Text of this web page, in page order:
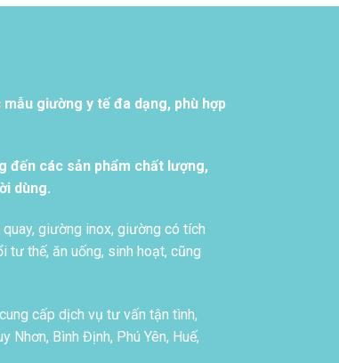
giường y tế đa dạng, phù hợp
đến các sản phẩm chất lượng,
dùng.
giường inox, giường có tích
tư thế, ăn uống, sinh hoạt, cũng
cấp dịch vụ tư vấn tận tình,
Nhơn, Bình Định, Phú Yên, Huế,